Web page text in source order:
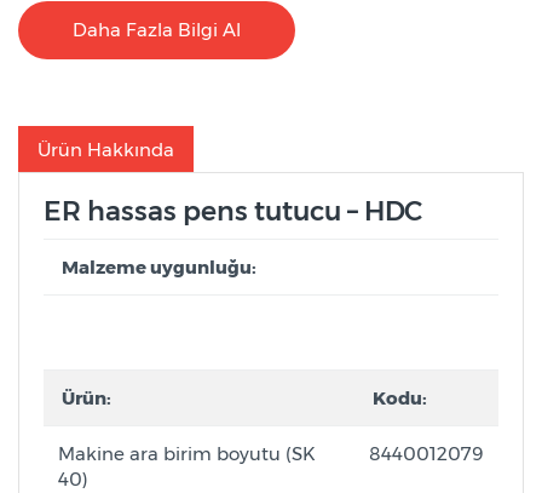
Daha Fazla Bilgi Al
Ürün Hakkında
ER hassas pens tutucu – HDC
Malzeme uygunluğu:
Ürün: Kodu:
Makine ara birim boyutu (SK
40)
8440012079